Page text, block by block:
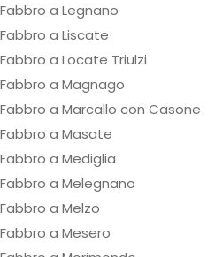
Fabbro a Legnano
Fabbro a Liscate
Fabbro a Locate Triulzi
Fabbro a Magnago
Fabbro a Marcallo con Casone
Fabbro a Masate
Fabbro a Mediglia
Fabbro a Melegnano
Fabbro a Melzo
Fabbro a Mesero